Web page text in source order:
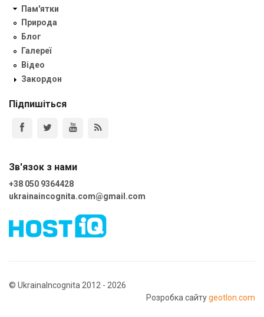
Пам'ятки
Природа
Блог
Галереї
Відео
Закордон
Підпишіться
Зв'язок з нами
+38 050 9364428
ukrainaincognita.com@gmail.com
© UkrainaIncognita 2012 - 2026
Розробка сайтуgeotlon.com